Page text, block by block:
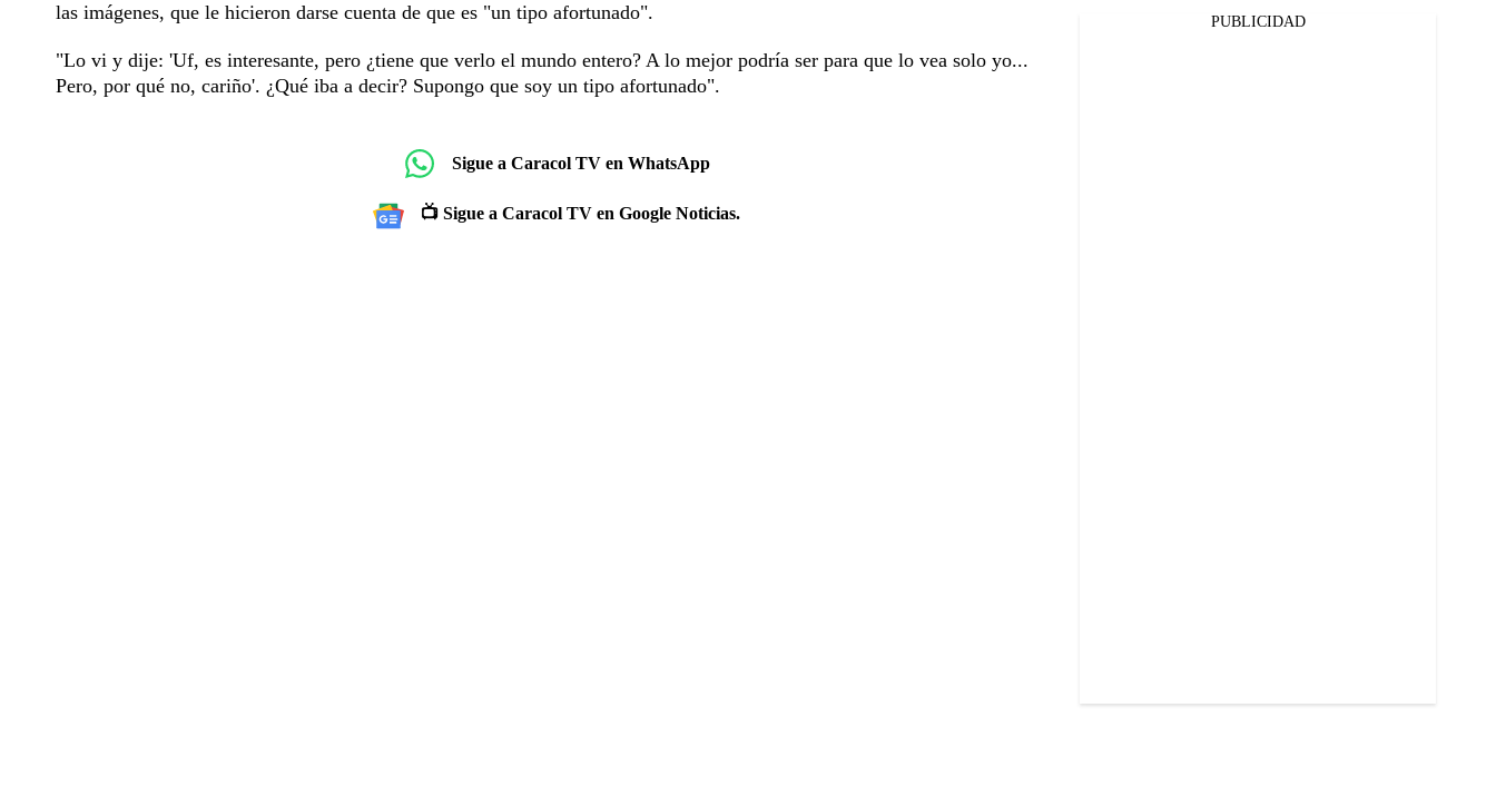
las imágenes, que le hicieron darse cuenta de que es "un tipo afortunado".
"Lo vi y dije: 'Uf, es interesante, pero ¿tiene que verlo el mundo entero? A lo mejor podría ser para que lo vea solo yo...
Pero, por qué no, cariño'. ¿Qué iba a decir? Supongo que soy un tipo afortunado".
Sigue a Caracol TV en WhatsApp
📺 Sigue a Caracol TV en Google Noticias.
PUBLICIDAD